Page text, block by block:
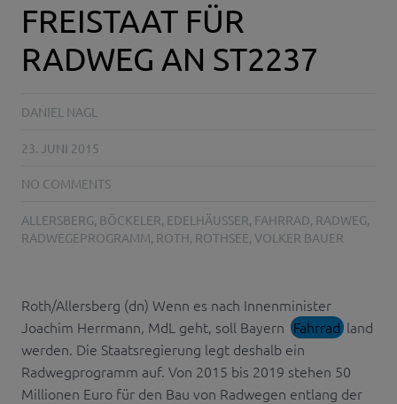
FREISTAAT FÜR
RADWEG AN ST2237
DANIEL NAGL
23. JUNI 2015
NO COMMENTS
ALLERSBERG, BÖCKELER, EDELHÄUSSER , FAHRRAD, RADWEG,
RADWEGEPROGRAMM, ROTH, ROTHSEE, VOLKER BAUER
Roth/Allersberg (dn) Wenn es nach Innenminister
Joachim Herrmann, MdL geht, soll Bayern Fahrrad land
werden. Die Staatsregierung legt deshalb ein
Radwegprogramm auf. Von 2015 bis 2019 stehen 50
Millionen Euro für den Bau von Radwegen entlang der